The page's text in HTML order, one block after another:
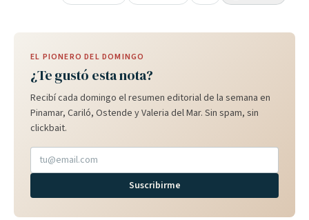
EL PIONERO DEL DOMINGO
¿Te gustó esta nota?
Recibí cada domingo el resumen editorial de la semana en
Pinamar, Cariló, Ostende y Valeria del Mar. Sin spam, sin
clickbait.
Suscribirme